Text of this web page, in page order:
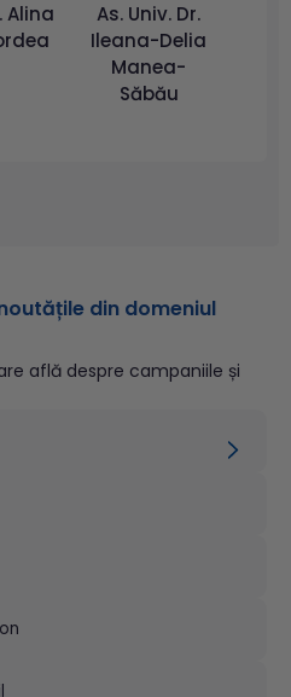
Alina
As. Univ. Dr.
Ileana-Delia
Manea-
Săbău
din domeniul
află despre campaniile și